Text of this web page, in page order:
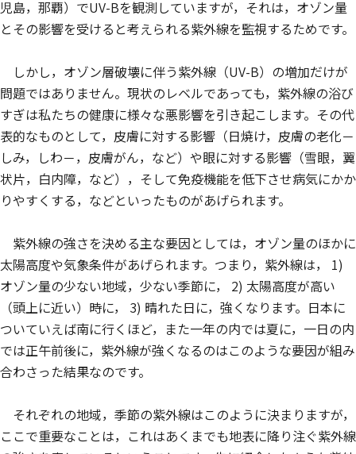
児島，那覇）でUV-Bを観測していますが，それは，オゾン量
とその影響を受けると考えられる紫外線を監視するためです。
しかし，オゾン層破壊に伴う紫外線（UV-B）の増加だけが
問題ではありません。現状のレベルであっても，紫外線の浴び
すぎは私たちの健康に様々な悪影響を引き起こします。その代
表的なものとして，皮膚に対する影響（日焼け，皮膚の老化－
しみ，しわ－，皮膚がん，など）や眼に対する影響（雪眼，翼
状片，白内障，など），そして免疫機能を低下させ病気にかか
りやすくする，などといったものがあげられます。
紫外線の強さを決める主な要因としては，オゾン量のほかに
太陽高度や気象条件があげられます。つまり，紫外線は， 1)
オゾン量の少ない地域，少ない季節に， 2) 太陽高度が高い
（頭上に近い）時に， 3) 晴れた日に，強くなります。日本に
ついていえば南に行くほど，また一年の内では夏に，一日の内
では正午前後に，紫外線が強くなるのはこのような要因が組み
合わさった結果なのです。
それぞれの地域，季節の紫外線はこのように決まりますが，
ここで重要なことは，これはあくまでも地表に降り注ぐ紫外線